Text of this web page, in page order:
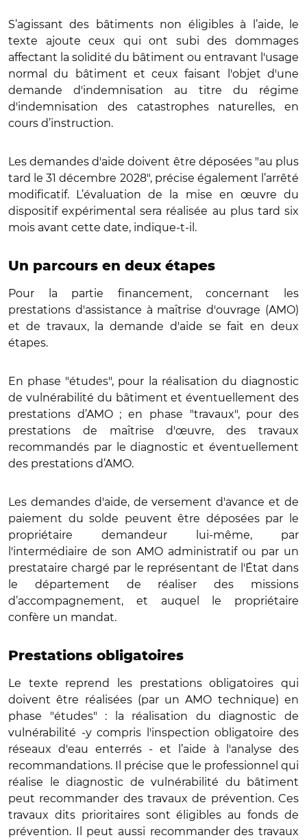
S’agissant des bâtiments non éligibles à l’aide, le
texte ajoute ceux qui ont subi des dommages
affectant la solidité du bâtiment ou entravant l'usage
normal du bâtiment et ceux faisant l'objet d'une
demande d'indemnisation au titre du régime
d'indemnisation des catastrophes naturelles, en
cours d’instruction.
Les demandes d'aide doivent être déposées "au plus
tard le 31 décembre 2028", précise également l’arrêté
modificatif. L’évaluation de la mise en œuvre du
dispositif expérimental sera réalisée au plus tard six
mois avant cette date, indique-t-il.
Un parcours en deux étapes
Pour la partie financement, concernant les
prestations d'assistance à maîtrise d'ouvrage (AMO)
et de travaux, la demande d'aide se fait en deux
étapes.
En phase "études", pour la réalisation du diagnostic
de vulnérabilité du bâtiment et éventuellement des
prestations d’AMO ; en phase "travaux", pour des
prestations de maîtrise d'œuvre, des travaux
recommandés par le diagnostic et éventuellement
des prestations d’AMO.
Les demandes d'aide, de versement d'avance et de
paiement du solde peuvent être déposées par le
propriétaire demandeur lui-même, par
l'intermédiaire de son AMO administratif ou par un
prestataire chargé par le représentant de l'État dans
le département de réaliser des missions
d’accompagnement, et auquel le propriétaire
confère un mandat.
Prestations obligatoires
Le texte reprend les prestations obligatoires qui
doivent être réalisées (par un AMO technique) en
phase "études" : la réalisation du diagnostic de
vulnérabilité -y compris l'inspection obligatoire des
réseaux d'eau enterrés - et l’aide à l'analyse des
recommandations. Il précise que le professionnel qui
réalise le diagnostic de vulnérabilité du bâtiment
peut recommander des travaux de prévention. Ces
travaux dits prioritaires sont éligibles au fonds de
prévention. Il peut aussi recommander des travaux